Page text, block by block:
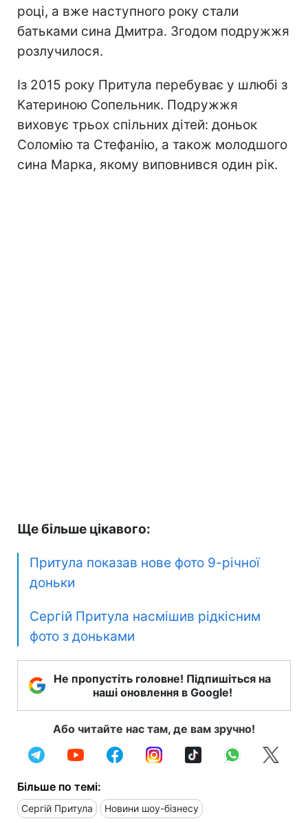
році, а вже наступного року стали
батьками сина Дмитра. Згодом подружжя
розлучилося.
Із 2015 року Притула перебуває у шлюбі з
Катериною Сопельник. Подружжя
виховує трьох спільних дітей: доньок
Соломію та Стефанію, а також молодшого
сина Марка, якому виповнився один рік.
Ще більше цікавого:
Притула показав нове фото 9-річної
доньки
Сергій Притула насмішив рідкісним
фото з доньками
Не пропустіть головне! Підпишіться на
наші оновлення в Google!
Або читайте нас там, де вам зручно!
Більше по темі:
Сергій Притула Новини шоу-бізнесу